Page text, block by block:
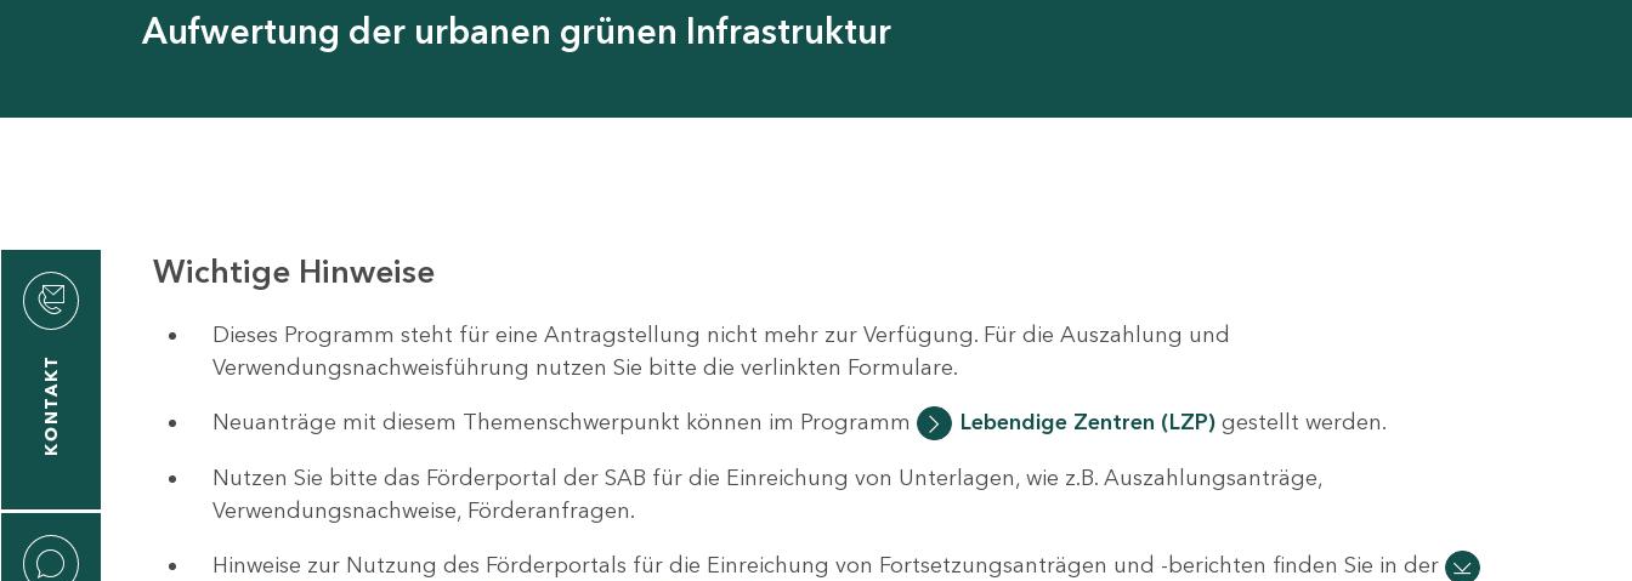
Aufwertung der urbanen grünen Infrastruktur
KONTAKT
Wichtige Hinweise
Dieses Programm steht für eine Antragstellung nicht mehr zur Verfügung. Für die Auszahlung und
Verwendungsnachweisführung nutzen Sie bitte die verlinkten Formulare.
Neuanträge mit diesem Themenschwerpunkt können im Programm Lebendige Zentren (LZP)gestellt werden.
Nutzen Sie bitte das Förderportal der SAB für die Einreichung von Unterlagen, wie z.B. Auszahlungsanträge,
Verwendungsnachweise, Förderanfragen.
Hinweise zur Nutzung des Förderportals für die Einreichung von Fortsetzungsanträgen und -berichten finden Sie in der